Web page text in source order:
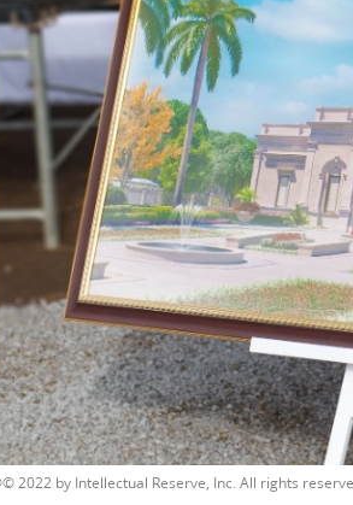
© 2022 by Intellectual Reserve, Inc. All rights